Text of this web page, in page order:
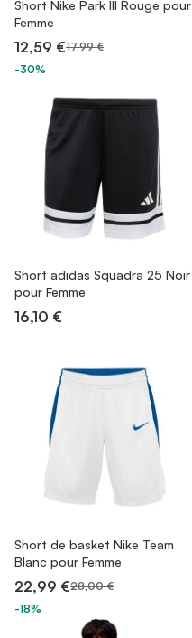
Short Nike Park III Rouge pour
Femme
12,59 €17,99 €
-30%
Short adidas Squadra 25 Noir
pour Femme
16,10 €
Short de basket Nike Team
Blanc pour Femme
22,99 €28,00 €
-18%